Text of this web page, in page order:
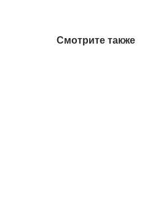
Смотрите также